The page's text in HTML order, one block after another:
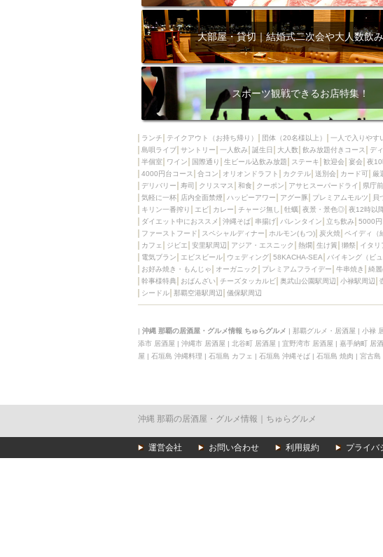
アレルギー対応可能
牧志駅周辺
ダイエット中におススメ
沖縄そば
ソファー
激辛料理 石垣牛
ファーストフード
スペシャルデ
スクリーン
スペインバル・イタ
カニ
カフェ ジビエ 安里
分煙 少人数
ホッピー
焼肉 電気ブラン
マイク
サッポロ 昼宴会
市立病院前駅周辺
中華 お好
綺麗orお洒落なトイレ
ランチバイ
クラフトビール
鉄板焼き 幹
壺川駅周辺
秋限定メニュー
ラクレット
赤嶺駅周辺 シー
大部屋・貸切｜結婚式二次会や大人数飲
スポーツ観戦できるお店特集！
ランチ テイクアウト（お持ち帰り） 団体（20名様以上） 一人で入りやす
島唄ライブ サントリー 一人飲み 誕生日 大人数 飲み放題付きコース デ
半個室
ワイン 国際通り 生ビール込飲み放題 ステーキ 歓迎会 宴会 夜
4000円台コース
合コン オリオンドラフト カクテル 送別会 カード可 厳
デリバリー
寿司 クリスマス 和食 クーポン アサヒスーパードライ 県庁
気軽に一杯
店内全面禁煙 ハッピーアワー アグー豚 プレミアムモルツ 貝
キリン一番搾り
エビ カレー チャージ無し 牡蠣 夜景・景色◎ 夜12時以
ダイエット中におススメ
沖縄そば 串揚げ バレンタイン 立ち飲み 5000円
ファーストフード
スペシャルディナー ホルモン(もつ) 炭火焼 ペイディ（
カフェ
ジビエ 安里駅周辺 アジア・エスニック 熱燗 生け簀 獺祭 イタリ
電気ブラン
エビスビール ウェディング 58KACHA-SEA バイキング（ビュ
お好み焼き・もんじゃ
オーガニック プレミアムフライデー 牛串焼き 綺
幹事様特典
おばんざい チーズタッカルビ 奥武山公園駅周辺 小禄駅周辺
シードル 那覇空港駅周辺 儀保駅周辺
| 沖縄 那覇の居酒屋・グルメ情報 ちゅらグルメ | 那覇グルメ・居酒屋 | 小禄
添市 居酒屋 | 沖縄市 居酒屋 | 北谷町 居酒屋 | 宜野湾市 居酒屋 | 嘉手納町 居
屋 | 石垣島 沖縄料理 | 石垣島 カフェ | 石垣島 沖縄そば | 石垣島 焼肉 | 宮古島
沖縄 那覇の居酒屋・グルメ情報｜ちゅらグルメ
運営会社 お問い合わせ 利用規約 プライバ